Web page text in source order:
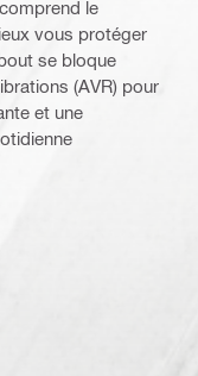
le
vous protéger
se bloque
(AVR) pour
et une